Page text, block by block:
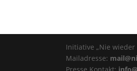
Initiative „Nie wieder
Mailadresse: